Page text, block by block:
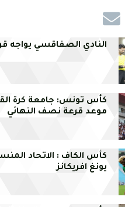
النادي الصفاقسي يواجه
كأس تونس: جامعة كرة
موعد قرعة نصف النهائي
كأس الكاف : الاتحاد
يونغ افريكانز